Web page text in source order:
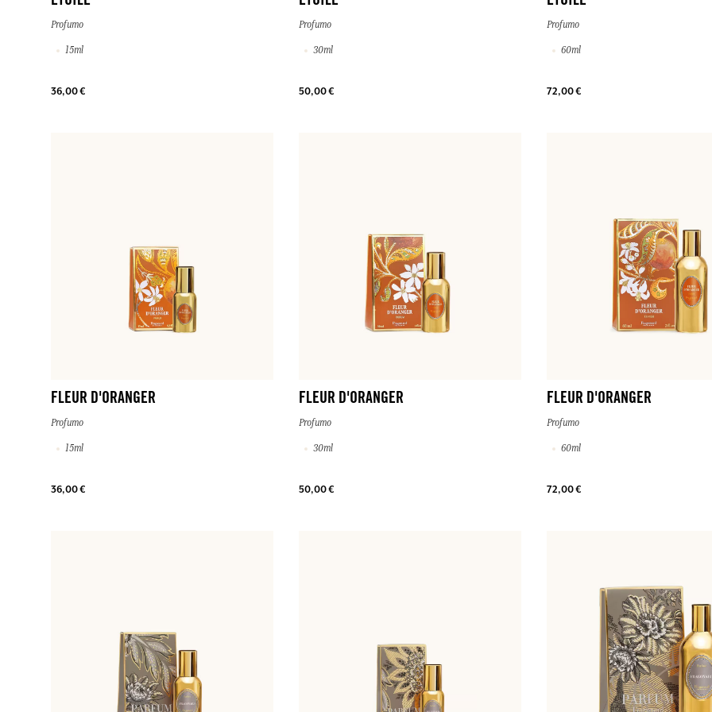
Profumo
15ml
36,00 €
Profumo
30ml
50,00 €
Profumo
60ml
72,00 €
FLEUR D'ORANGER
Profumo
15ml
36,00 €
FLEUR D'ORANGER
Profumo
30ml
50,00 €
FLEUR D'ORANGER
Profumo
60ml
72,00 €